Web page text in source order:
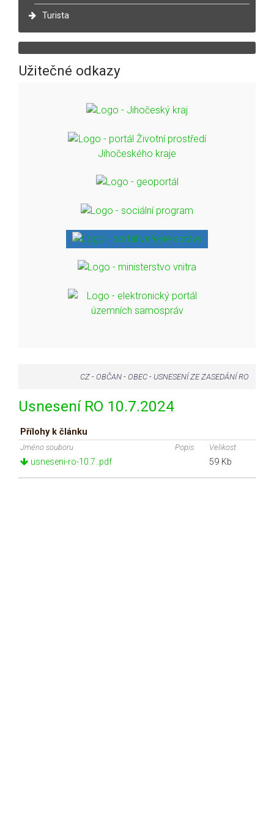
Turista
Užitečné odkazy
CZ- OBČAN- OBEC- USNESENÍ ZE ZASEDÁNÍ RO
Usnesení RO 10.7.2024
Přílohy k článku
Jméno souboru Popis Velikost
usneseni-ro-10.7..pdf 59 Kb